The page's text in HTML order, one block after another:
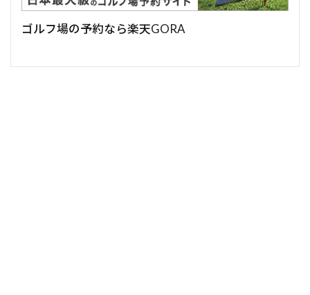
ゴルフ場の予約なら楽天GORA